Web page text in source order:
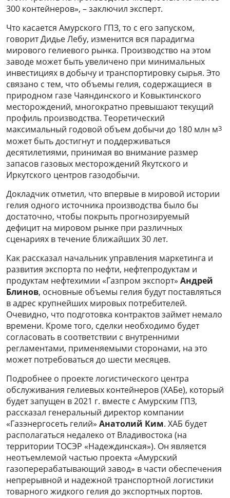
300 контейнеров», – заключил эксперт.
Что касается Амурского ГПЗ, то с его запуском,
говорит Дидье Лебу, изменится вся парадигма
мирового гелиевого рынка. Производство на этом
заводе может быть увеличено при минимальных
инвестициях в добычу и транспортировку сырья. Это
связано с тем, что объемы гелия, содержащиеся в
природном газе Чаяндинского и Ковыктинского
месторождений, многократно превышают текущий
профиль производства. Теоретический
максимальный годовой объем добычи до 180 млн м3
может быть достигнут и поддерживаться
десятилетиями, принимая во внимание размер
запасов газовых месторождений Якутского и
Иркутского центров газодобычи.
Докладчик отметил, что впервые в мировой истории
гелия одного источника производства было бы
достаточно, чтобы покрыть прогнозируемый
дефицит на мировом рынке при различных
сценариях в течение ближайших 30 лет.
Как рассказал начальник управления маркетинга и
развития экспорта по нефти, нефтепродуктам и
продуктам нефтехимии «Газпром экспорт» Андрей
Блинов, основные объемы гелия будут поставляться
в адрес крупнейших мировых потребителей.
Очевидно, что подготовка контрактов займет немало
времени. Кроме того, сделки необходимо будет
согласовать в соответствии с внутренними
регламентами, применяемыми сторонами, на это
может потребоваться до шести месяцев.
Подробнее о проекте логистического центра
обслуживания гелиевых контейнеров (ХАБе), который
будет запущен в 2021 г. вместе с Амурским ГПЗ,
рассказал генеральный директор компании
«Газэнергосеть гелий» Анатолий Ким. ХАБ будет
располагаться недалеко от Владивостока (на
территории ТОСЭР «Надеждинская»). Он является
неотъемлемой частью проекта «Амурский
газоперерабатывающий завод» в части обеспечения
непрерывной и надежной транспортной логистики
товарного жидкого гелия до экспортных портов.